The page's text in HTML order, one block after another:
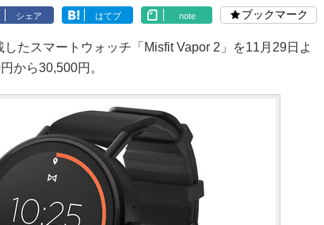
シェア はてブ note ブックマーク
たスマートウォッチ「Misfit Vapor 2」を11月29日よ
から30,500円。